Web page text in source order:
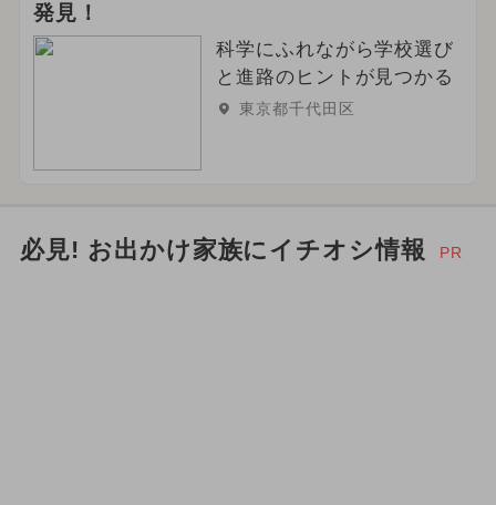
発見！
科学にふれながら学校選び
と進路のヒントが見つかる
東京都千代田区
必見! お出かけ家族にイチオシ情報 PR